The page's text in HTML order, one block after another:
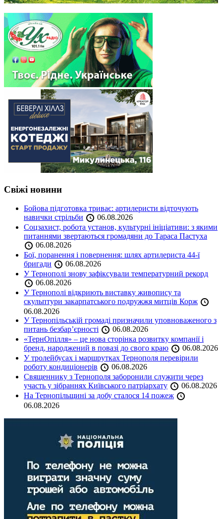
Свіжі новини
Бойова підготовка триває: артилеристи відточують
навички стрільби
06.08.2026
Соцзахист, робота установ, культурні ініціативи: з якими
питаннями звертаються громадяни до Тараса Пастуха
06.08.2026
Бої, поранення і повернення: шлях артилериста 44-ї
бригади
06.08.2026
У Тернополі знову зафіксували температурний рекорд
06.08.2026
У Тернополі відкриють виставку живопису та
скульптури закарпатського подружжя митців Корж
06.08.2026
У Тернопільській громаді призначили уповноваженого з
питань безбар’єрності
06.08.2026
«ТернОпілля» – це нова сторінка розвитку компанії і
бренд, народжений в повазі до свого краю
06.08.2026
У тролейбусах і маршрутках Тернополя перевірили
роботу кондиціонерів
06.08.2026
Священнику з Тернополя заборонили служити через
участь у зібраннях Київського патріархату
06.08.2026
На Тернопільщині за добу сталося 14 пожеж
06.08.2026